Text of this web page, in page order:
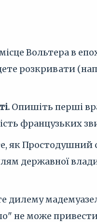
Вольтера в
розкривати
Опишіть перші
французьких
як Простодушний
державної
дилему
не може